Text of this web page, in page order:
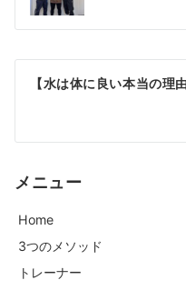
【水は体に良い本当の理
メニュー
Home
3つのメソッド
トレーナー